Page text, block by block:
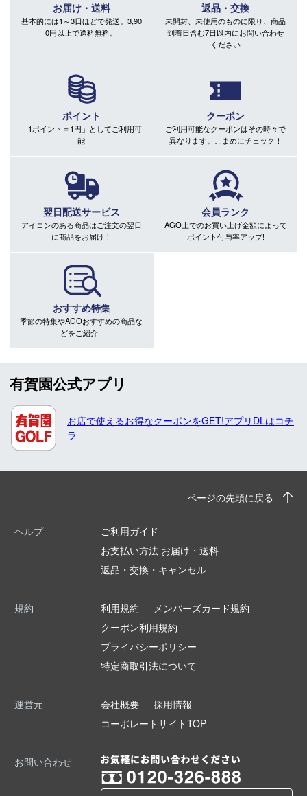
お届け・送料
基本的には1～3日ほどで発送。3,90
0円以上で送料無料。
返品・交換
未開封、未使用のものに限り、商品
到着日含む7日以内にお問い合わせ
ください
ポイント
「1ポイント＝1円」としてご利用可
能
クーポン
ご利用可能なクーポンはその時々で
異なります。こまめにチェック！
翌日配送サービス
アイコンのある商品はご注文の翌日
に商品をお届け！
会員ランク
AGO上でのお買い上げ金額によって
ポイント付与率アップ!
おすすめ特集
季節の特集やAGOおすすめの商品な
どをご紹介!!
有賀園公式アプリ
お店で使えるお得なクーポンをGET!アプリDLはコチ
ラ
ページの先頭に戻る
ヘルプ
ご利用ガイド
お支払い方法 お届け・送料
返品・交換・キャンセル
規約 利用規約
メンバーズカード規約
クーポン利用規約
プライバシーポリシー
特定商取引法について
運営元 会社概要
採用情報
コーポレートサイトTOP
お問い合わせ